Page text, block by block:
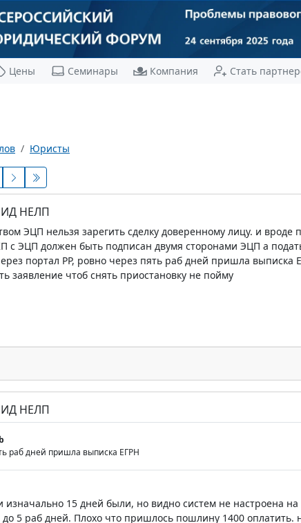
Цены Семинары Компания Стать
Юристы
НЕЛП
ЭЦП нельзя зарегить сделку доверенному лицу. и
с ЭЦП должен быть подписан двумя сторонами ЭЦП а
портал РР, ровно через пять раб дней пришла выписка
заявление чтоб снять приостановку не пойму
НЕЛП
раб дней пришла выписка ЕГРН
изначально 15 дней были, но видно систем не настроена
5 раб дней. Плохо что пришлось пошлину 1400 оплатить.